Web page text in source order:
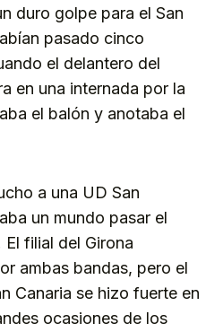
duro golpe para el San
pasado cinco
el delantero del
en una internada por la
el balón y anotaba el
a una UD San
un mundo pasar el
filial del Girona
ambas bandas, pero el
Canaria se hizo fuerte en
ocasiones de los